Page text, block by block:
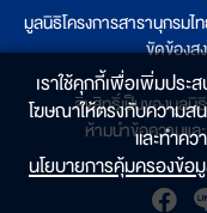
มูลนิธิโครงการสารานุกรม
ขัดข้องส
ลิขสิทธิ์เป็นของมูลนิ
ห้ามนำข้อความแ
เราใช้คุกกี้เพื่อเพิ่มประ
โฆษณาให้ตรงกับความสน
และทำคว
นโยบายการคุ้มครองข้